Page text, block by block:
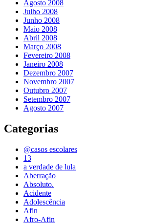
Agosto 2008
Julho 2008
Junho 2008
Maio 2008
Abril 2008
Março 2008
Fevereiro 2008
Janeiro 2008
Dezembro 2007
Novembro 2007
Outubro 2007
Setembro 2007
Agosto 2007
Categorias
@casos escolares
13
a verdade de lula
Aberração
Absoluto.
Acidente
Adolescência
Afin
Afro-Afin